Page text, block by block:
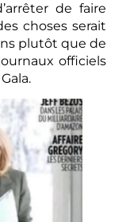
de faire
choses serait
plutôt que de
officiels